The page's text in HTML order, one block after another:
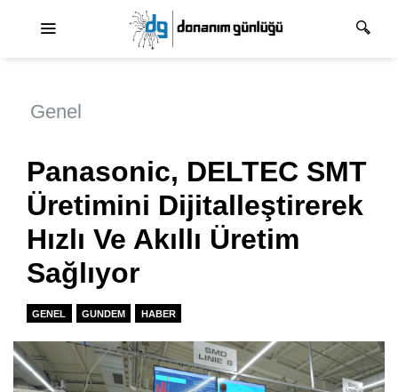
Genel
Panasonic, DELTEC SMT
Üretimini Dijitalleştirerek
Hızlı Ve Akıllı Üretim
Sağlıyor
GENEL GUNDEM HABER